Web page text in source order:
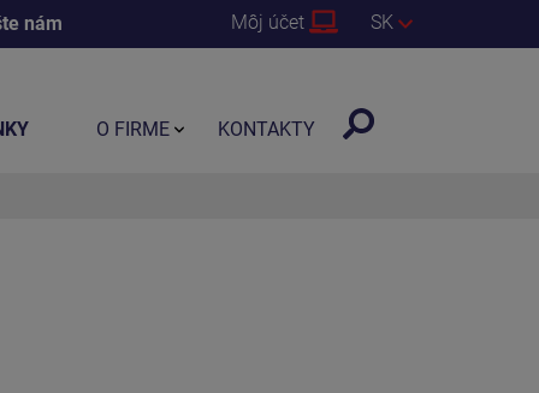
nám Môj účet SK
O FIRME KONTAKTY